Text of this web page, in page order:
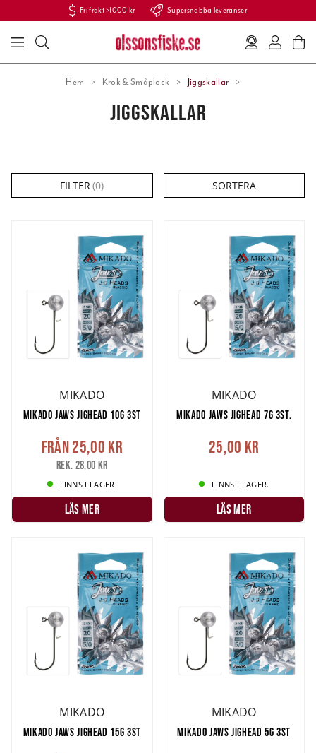
Fri frakt >1000 kr Supersnabba leveranser
Hem Krok & Småplock Jiggskallar
JIGGSKALLAR
FILTER (0) SORTERA
MIKADO
MIKADO JAWS JIGHEAD 10G 3ST
Från25,00 kr
Rek. 28,00 kr
FINNS I LAGER.
LÄS MER
MIKADO
MIKADO JAWS JIGHEAD 7G 3ST.
25,00 kr
FINNS I LAGER.
LÄS MER
MIKADO
MIKADO JAWS JIGHEAD 15G 3ST
MIKADO
MIKADO JAWS JIGHEAD 5G 3ST